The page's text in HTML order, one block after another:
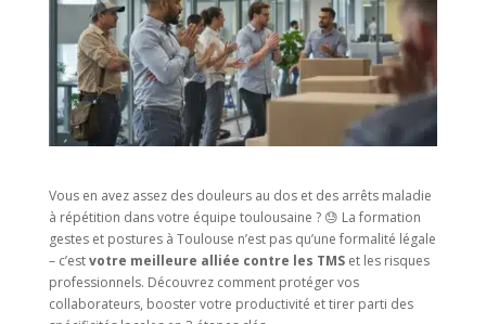
Vous en avez assez des douleurs au dos et des arrêts maladie
à répétition dans votre équipe toulousaine ? 😓 La formation
gestes et postures à Toulouse n’est pas qu’une formalité légale
– c’estvotre meilleure alliée contre les TMSet les risques
professionnels. Découvrez comment protéger vos
collaborateurs, booster votre productivité et tirer parti des